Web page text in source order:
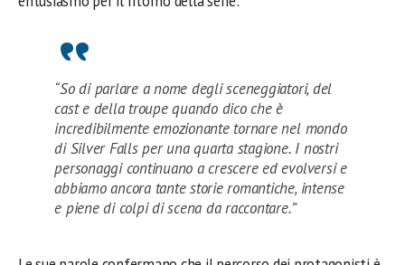
“So di parlare a nome degli sceneggiatori, del
cast e della troupe quando dico che è
incredibilmente emozionante tornare nel mondo
di Silver Falls per una quarta stagione. I nostri
personaggi continuano a crescere ed evolversi e
abbiamo ancora tante storie romantiche, intense
e piene di colpi di scena da raccontare.”